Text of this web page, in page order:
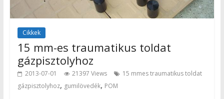
Cikkek
15 mm-es traumatikus toldat
gázpisztolyhoz
2013-07-01 21397 Views
15 mmes traumatikus toldat
gázpisztolyhoz, gumilövedék, POM